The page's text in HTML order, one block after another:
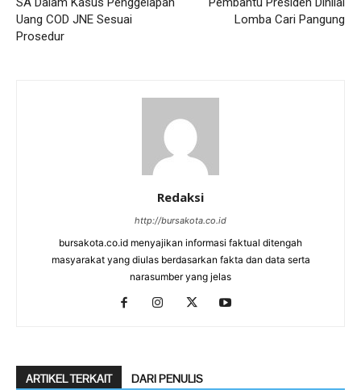
Uang COD JNE Sesuai
Prosedur
Lomba Cari Pangung
Redaksi
http://bursakota.co.id
bursakota.co.id menyajikan informasi faktual ditengah
masyarakat yang diulas berdasarkan fakta dan data serta
narasumber yang jelas
ARTIKEL TERKAIT DARI PENULIS